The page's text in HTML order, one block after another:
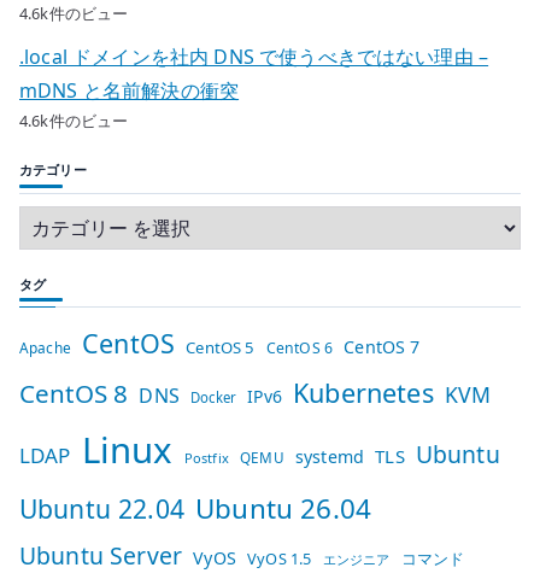
4.6k件のビュー
.local ドメインを社内 DNS で使うべきではない理由 –
mDNS と名前解決の衝突
4.6k件のビュー
カテゴリー
タグ
Apache CentOS CentOS 5 CentOS 6 CentOS 7
CentOS 8 DNS Docker IPv6 Kubernetes KVM
LDAP Linux Postfix QEMU systemd TLS Ubuntu
Ubuntu 22.04 Ubuntu 26.04
Ubuntu Server VyOS VyOS 1.5 エンジニア コマンド